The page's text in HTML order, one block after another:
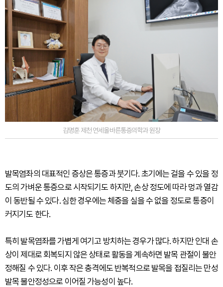
김명훈 제천 연세올바른통증의학과 원장
발목염좌의 대표적인 증상은 통증과 붓기다. 초기에는 걸을 수 있을 정
도의 가벼운 통증으로 시작되기도 하지만, 손상 정도에 따라 멍과 열감
이 동반될 수 있다. 심한 경우에는 체중을 실을 수 없을 정도로 통증이
커지기도 한다.
특히 발목염좌를 가볍게 여기고 방치하는 경우가 많다. 하지만 인대 손
상이 제대로 회복되지 않은 상태로 활동을 계속하면 발목 관절이 불안
정해질 수 있다. 이후 작은 충격에도 반복적으로 발목을 접질리는 만성
발목 불안정성으로 이어질 가능성이 높다.